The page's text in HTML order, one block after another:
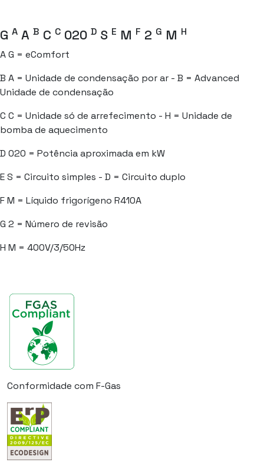
G A A B C C 020 D S E M F 2 G M H
AG = eComfort
B A = Unidade de condensação por ar - B = Advanced
Unidade de condensação
C C = Unidade só de arrefecimento - H = Unidade de
bomba de aquecimento
D 020 = Potência aproximada em kW
ES = Circuito simples - D = Circuito duplo
FM = Líquido frigorígeno R410A
G 2 = Número de revisão
H M = 400V/3/50Hz
Conformidade com F-Gas